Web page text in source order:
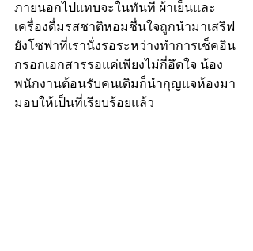
ภายนอกไปแทบจะในทันที ผ้าเย็นและ
เครื่องดื่มรสชาติหอมชื่นใจถูกนำมาเสริฟ
ยังโซฟาที่เรานั่งรอระหว่างทำการเช็คอิน
กรอกเอกสารรอแค่เพียงไม่กี่อึดใจ น้อง
พนักงานต้อนรับคนเดิมก็นำกุญแจห้องมา
มอบให้เป็นที่เรียบร้อยแล้ว